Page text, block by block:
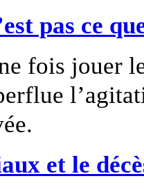
pas ce
fois jouer
et le